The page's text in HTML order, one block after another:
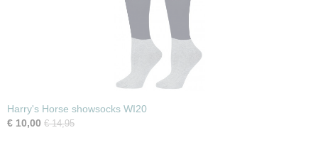
Harry's Horse showsocks WI20
€ 10,00 € 14,95